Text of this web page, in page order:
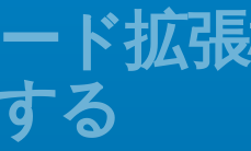
ド拡
る